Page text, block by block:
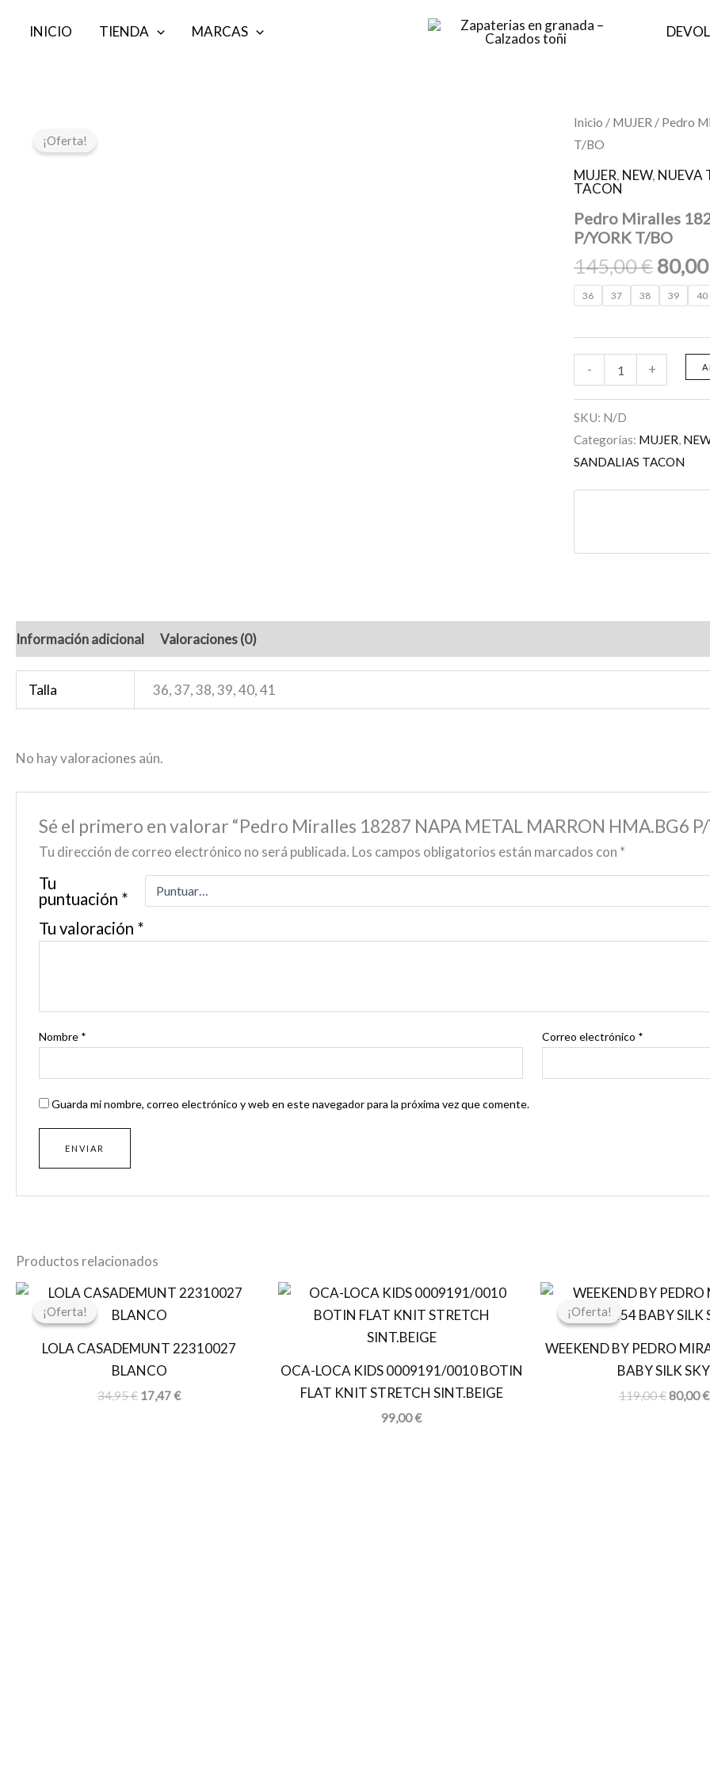
INICIO TIENDA MARCAS
¡Oferta!
Inicio / MUJER / Pedro
T/BO
MUJER, NEW, NUEVA
TACON
Pedro Miralles
P/YORK T/BO
145,00€
El
era:
36 37 38 39 40
-
Pedro
18287
METAL
MARRON
HMA.BG6
P/YORK
T/BO
cantidad
+
SKU: N/D
Categorías: MUJER,
SANDALIAS TACON
Información adicional Valoraciones (0)
Talla 36, 37, 38, 39, 40, 41
No hay valoraciones aún.
Sé el primero en valorar “Pedro Miralles 18287 NAPA METAL MARRON HMA.BG6 P/
Tu dirección de correo electrónico no será publicada. Los campos obligatorios están marcados con *
Tu
puntuación *
Tu valoración *
Nombre * Correo electrónico *
Guarda mi nombre, correo electrónico y web en este navegador para la próxima vez que comente.
Productos relacionados
¡Oferta!
¡Oferta!
LOLA CASADEMUNT 22310027
BLANCO
34,95€
El
original
34,95 €.
17,47€
El
17,47 €.
OCA-LOCA KIDS 0009191/0010 BOTIN
FLAT KNIT STRETCH SINT.BEIGE
99,00€
¡Oferta!
¡Oferta!
WEEKEND BY PEDRO
BABY SILK SKY
119,00€
El
original
119,00
80,00€